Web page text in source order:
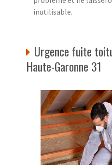
inutilisable.
Urgence fuite
Haute-Garonne 31